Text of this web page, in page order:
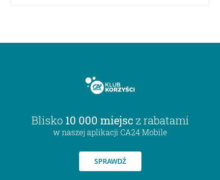
Blisko 10 000 miejsc z rabatami
w naszej aplikacji CA24 Mobile
SPRAWDŹ